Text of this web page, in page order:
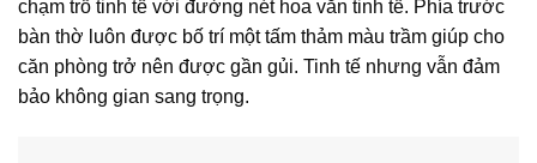
chạm trổ tinh tế với đường nét hoa văn tinh tế. Phía trước
bàn thờ luôn được bố trí một tấm thảm màu trầm giúp cho
căn phòng trở nên được gần gủi. Tinh tế nhưng vẫn đảm
bảo không gian sang trọng.